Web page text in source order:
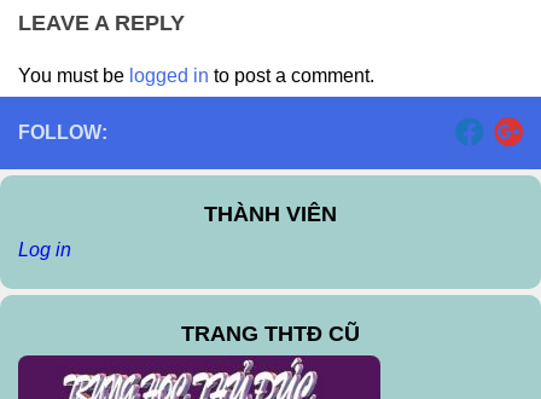
LEAVE A REPLY
You must be logged in to post a comment.
FOLLOW:
THÀNH VIÊN
Log in
TRANG THTĐ CŨ